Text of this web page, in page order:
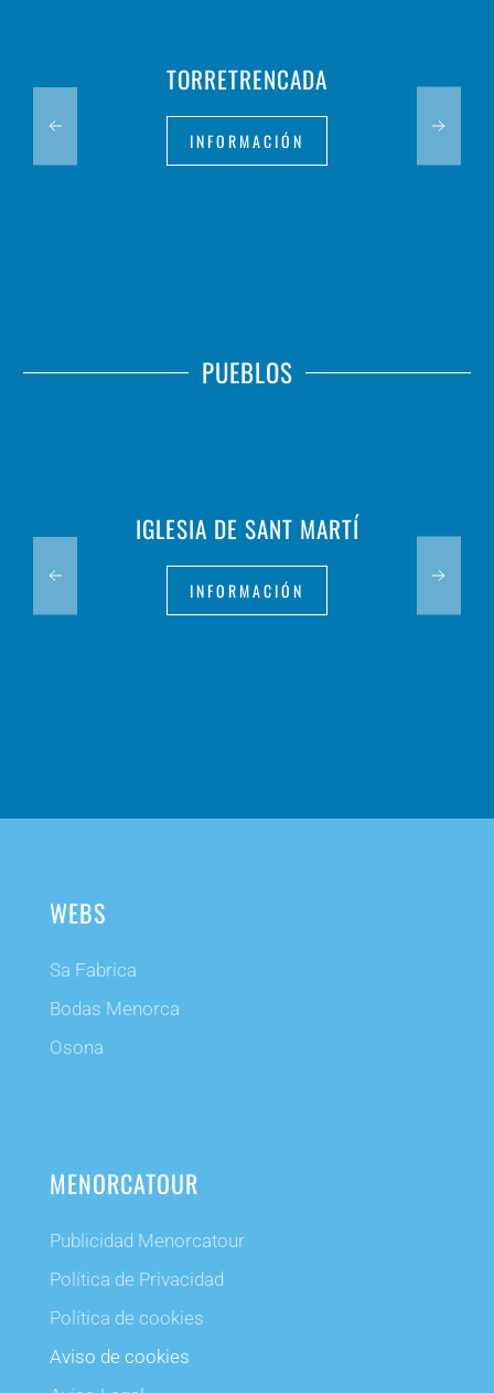
TORRETRENCADA
INFORMACIÓN
PUEBLOS
IGLESIA DE SANT MARTÍ
INFORMACIÓN
WEBS
Sa Fabrica
Bodas Menorca
Osona
MENORCATOUR
Publicidad Menorcatour
Política de Privacidad
Política de cookies
Aviso de cookies